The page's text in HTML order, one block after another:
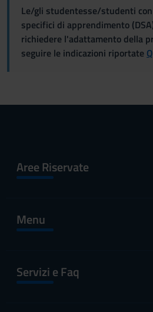
Le/gli studentesse/studenti
specifici di apprendimento
richiedere l'adattamento della
seguire le indicazioni riportate
Aree Riservate
Menu
Servizi e Faq